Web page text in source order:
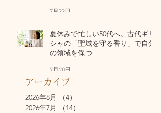
7月22日
夏休みで忙しい50代へ。古代ギリ
シャの「聖域を守る香り」で自分
の領域を保つ
7月20日
アーカイブ
2026年8月
（4）
2026年7月
（14）